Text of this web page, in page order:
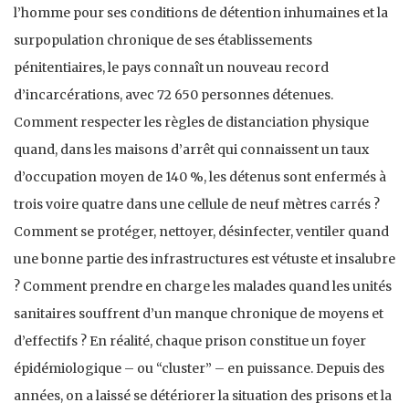
l’homme pour ses conditions de détention inhumaines et la
surpopulation chronique de ses établissements
pénitentiaires, le pays connaît un nouveau record
d’incarcérations, avec 72 650 personnes détenues.
Comment respecter les règles de distanciation physique
quand, dans les maisons d’arrêt qui connaissent un taux
d’occupation moyen de 140 %, les détenus sont enfermés à
trois voire quatre dans une cellule de neuf mètres carrés ?
Comment se protéger, nettoyer, désinfecter, ventiler quand
une bonne partie des infrastructures est vétuste et insalubre
? Comment prendre en charge les malades quand les unités
sanitaires souffrent d’un manque chronique de moyens et
d’effectifs ? En réalité, chaque prison constitue un foyer
épidémiologique – ou “cluster” – en puissance. Depuis des
années, on a laissé se détériorer la situation des prisons et la